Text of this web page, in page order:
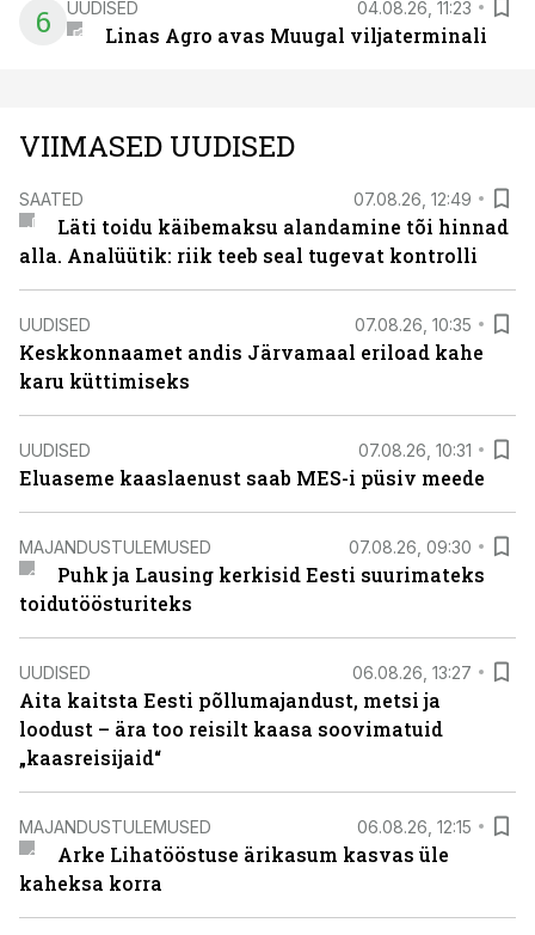
6 UUDISED 04.08.26, 11:23
Linas Agro avas Muugal viljaterminali
VIIMASED UUDISED
SAATED 07.08.26, 12:49
Läti toidu käibemaksu alandamine tõi hinnad
alla. Analüütik: riik teeb seal tugevat kontrolli
UUDISED 07.08.26, 10:35
Keskkonnaamet andis Järvamaal eriload kahe
karu küttimiseks
UUDISED 07.08.26, 10:31
Eluaseme kaaslaenust saab MES-i püsiv meede
MAJANDUSTULEMUSED 07.08.26, 09:30
Puhk ja Lausing kerkisid Eesti suurimateks
toidutöösturiteks
UUDISED 06.08.26, 13:27
Aita kaitsta Eesti põllumajandust, metsi ja
loodust – ära too reisilt kaasa soovimatuid
„kaasreisijaid“
MAJANDUSTULEMUSED 06.08.26, 12:15
Arke Lihatööstuse ärikasum kasvas üle
kaheksa korra